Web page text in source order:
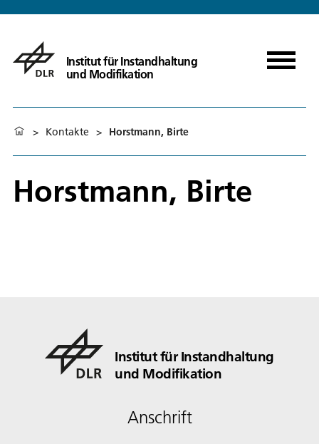
Institut für Instandhaltung
und Modifikation
> Kontakte > Horstmann, Birte
Horstmann, Birte
Institut für Instandhaltung
und Modifikation
Anschrift